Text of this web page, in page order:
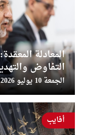
المعادلة
التفاوض
الجمعة 10 يوليو 2026 - 13:42:29
أفايب